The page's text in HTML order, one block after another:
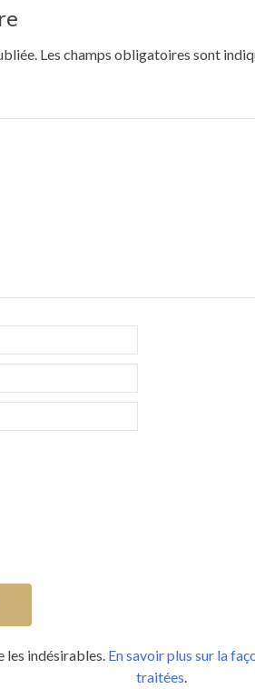
Les champs obligatoires sont
les indésirables. En savoir plus sur la
traitées.